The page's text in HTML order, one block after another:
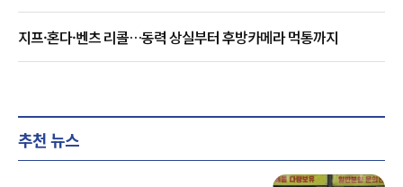
지프·혼다·벤츠 리콜…동력 상실부터 후방카메라 먹통까지
추천 뉴스